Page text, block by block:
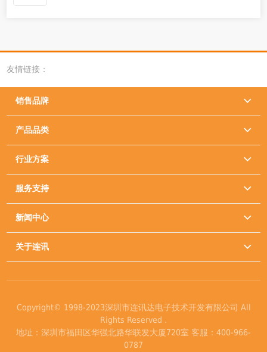
友情链接：
销售品牌 
产品品类 
行业方案 
服务支持 
新闻中心 
关于连讯 
Copyright© 1998-2023深圳市连讯达电子技术开发有限公司 All
Rights Reserved .
地址：深圳市福田区华强北路华联发大厦720室 客服：400-966-
0787